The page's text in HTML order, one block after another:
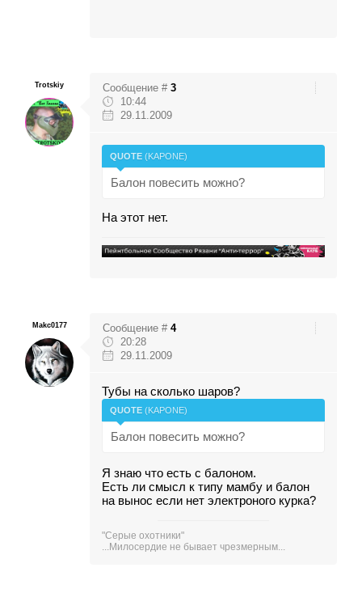
Trotskiy Сообщение # 3
10:44
29.11.2009
QUOTE (KAPONE)
Балон повесить можно?
На этот нет.
Makc0177 Сообщение # 4
20:28
29.11.2009
Тубы на сколько шаров?
QUOTE (KAPONE)
Балон повесить можно?
Я знаю что есть с балоном.
Есть ли смысл к типу мамбу и балон
на вынос если нет электроного курка?
"Серые охотники"
...Милосердие не бывает чрезмерным...